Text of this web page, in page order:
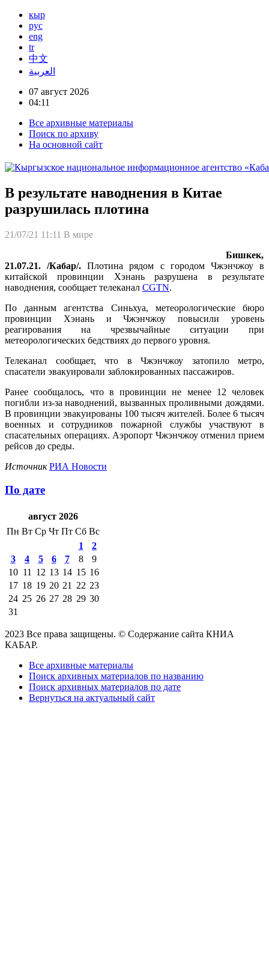
кыр
рус
eng
tr
中文
العربية
07 август 2026
04:11
Все архивные материалы
Поиск по архиву
На основной сайт
В результате наводнения в Китае
разрушилась плотина
21/07/21 11:11 В мире
Бишкек,
21.07.21. /Кабар/. Плотина рядом с городом Чжэнчжоу в
китайской провинции Хэнань разрушена в результате
наводнения, сообщает телеканал CGTN.
По данным агентства Синьхуа, метеорологические бюро
провинции Хэнань и Чжэнчжоу повысили уровень
реагирования на чрезвычайные ситуации при
метеорологических бедствиях до первого уровня.
Телеканал сообщает, что в Чжэнчжоу затопило метро,
спасатели эвакуировали заблокированных пассажиров.
Ранее сообщалось, что в провинции не менее 12 человек
погибли из-за наводнений, вызванных проливными дождями.
В провинции эвакуированы 100 тысяч жителей. Более 6 тысяч
военных и сотрудников пожарной службы участвуют в
спасательных операциях. Аэропорт Чжэнчжоу отменил прием
рейсов до среды.
ИсточникРИА Новости
По дате
август 2026
Пн Вт Ср Чт Пт Сб Вс
1
2
3
4 5 6 7 8
9
10 11 12 13 14 15 16
17 18 19 20 21 22 23
24 25 26 27 28 29 30
31
2023 Все права защищены. © Содержание сайта КНИА
КАБАР.
Все архивные материалы
Поиск архивных материалов по названию
Поиск архивных материалов по дате
Вернуться на актуальный сайт